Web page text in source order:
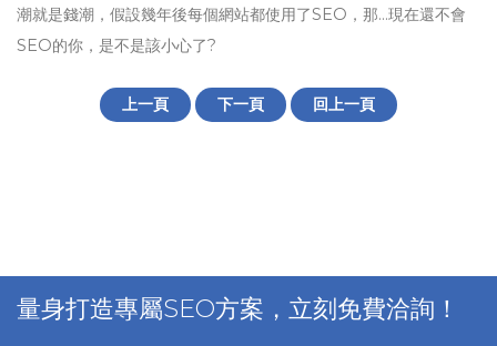
潮就是錢潮，假設幾年後每個網站都使用了SEO，那…現在還不會
SEO的你，是不是該小心了?
上一頁 下一頁 回上一頁
量身打造專屬SEO方案，立刻免費洽詢！